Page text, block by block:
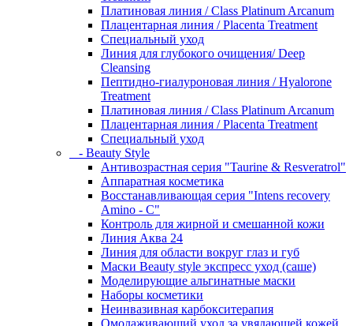
Платиновая линия / Class Platinum Arcanum
Плацентарная линия / Placenta Treatment
Специальный уход
Линия для глубокого очищения/ Deep
Cleansing
Пептидно-гиалуроновая линия / Hyalorone
Treatment
Платиновая линия / Class Platinum Arcanum
Плацентарная линия / Placenta Treatment
Специальный уход
- Beauty Style
Антивозрастная серия "Taurine & Resveratrol"
Аппаратная косметика
Восстанавливающая серия "Intens recovery
Amino - C"
Контроль для жирной и смешанной кожи
Линия Аква 24
Линия для области вокруг глаз и губ
Маски Beauty style экспресс уход (саше)
Моделирующие альгинатные маски
Наборы косметики
Неинвазивная карбокситерапия
Омолаживающий уход за увядающей кожей